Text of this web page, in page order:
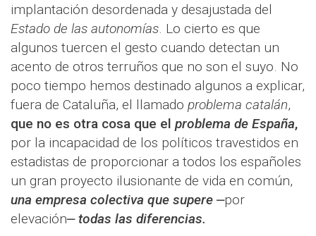
implantación desordenada y desajustada del
Estado de las autonomías. Lo cierto es que
algunos tuercen el gesto cuando detectan un
acento de otros terruños que no son el suyo. No
poco tiempo hemos destinado algunos a explicar,
fuera de Cataluña, el llamado problema catalán,
que no es otra cosa que el problema de España,
por la incapacidad de los políticos travestidos en
estadistas de proporcionar a todos los españoles
un gran proyecto ilusionante de vida en común,
una empresa colectiva que supere ⎼por
elevación⎼todas las diferencias.